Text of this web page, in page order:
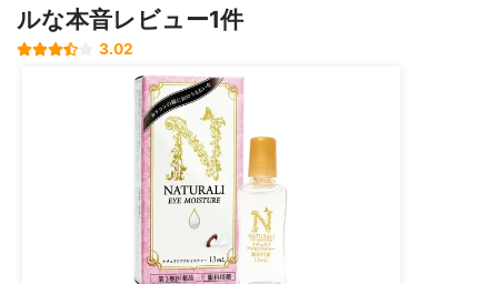
ルな本音レビュー1件
3.02